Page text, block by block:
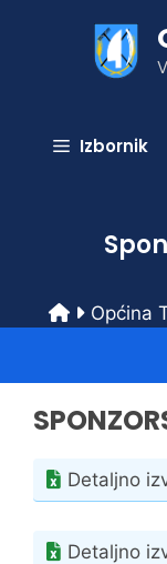
Izbornik
Općina
Detaljno
Detaljno